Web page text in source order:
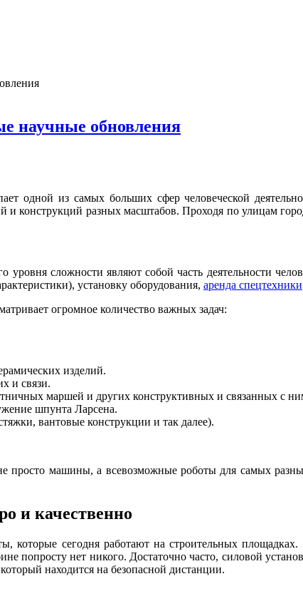
научные обновления
одной из самых больших сфер человеческой
и конструкций разных масштабов. Проходя по улицам
уровня сложности являют собой часть деятельности
установку оборудования, аренда спецтехники
огромное количество важных задач:
изделий.
и связи.
маршей и других конструктивных и связанных с
шпунта Ларсена.
вантовые конструкции и так далее).
просто машины, а всевозможные роботы для самых
и качественно
которые сегодня работают на строительных
попросту нет никого. Достаточно часто, силовой
находится на безопасной дистанции.